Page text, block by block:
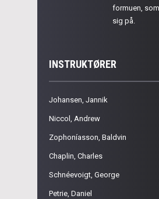
formuen,
sig på.
INSTRUKTØRER
Johansen, Jannik
Niccol, Andrew
Zophoníasson, Baldvin
Chaplin, Charles
Schnéevoigt, George
Petrie, Daniel